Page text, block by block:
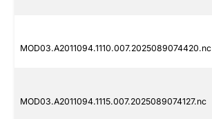
MOD03.A2011094.1110.007.2025089074420.nc
MOD03.A2011094.1115.007.2025089074127.nc